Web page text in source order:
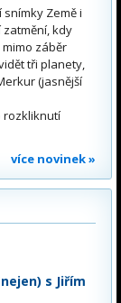
Země i
zatmění, kdy
záběr
tři planety,
(jasnější
rozkliknutí
více novinek »
s Jiřím